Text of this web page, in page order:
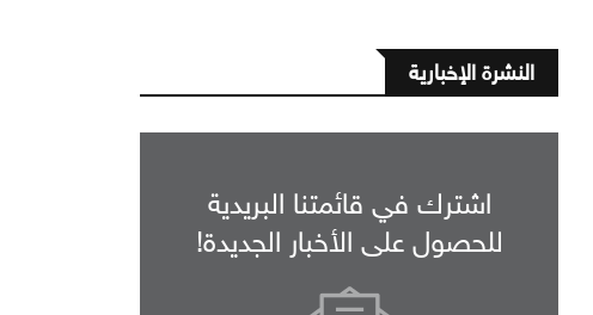
النشرة الإخبارية
اشترك في قائمتنا البريدية
للحصول على الأخبار الجديدة!